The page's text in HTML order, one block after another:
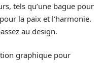
tels qu’une bague pour
la paix et l’harmonie.
au design.
graphique pour